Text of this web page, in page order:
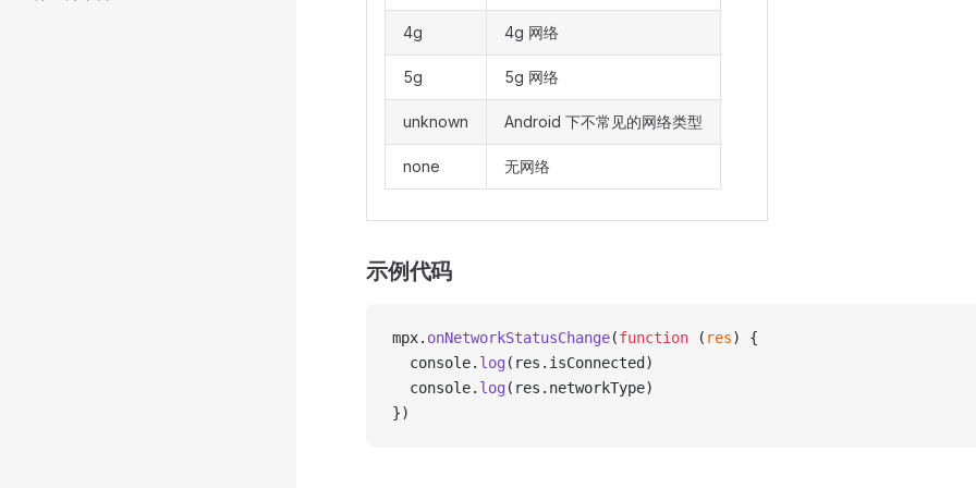
4g 4g 网络
5g 5g 网络
unknown Android 下不常见的网络类型
none 无网络
示例代码
mpx. onNetworkStatusChange(function ( res) {
  console.
log (res.isConnected)
  console.
log (res.networkType)
})